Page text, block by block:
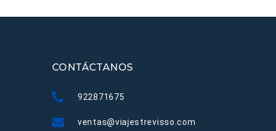
CONTÁCTANOS
922871675
ventas@viajestrevisso.com